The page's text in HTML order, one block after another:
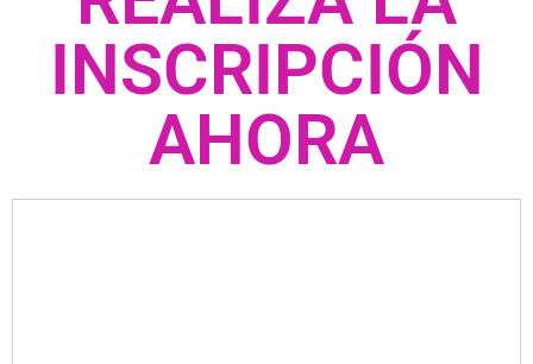
INSCRIPCIÓN
AHORA